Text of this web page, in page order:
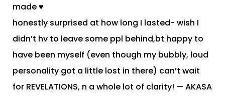
made ♥️
honestly surprised at how long I lasted- wish I
didn’t hv to leave some ppl behind,bt happy to
have been myself (even though my bubbly, loud
personality got a little lost in there) can’t wait
for REVELATIONS, n a whole lot of clarity! — AKASA